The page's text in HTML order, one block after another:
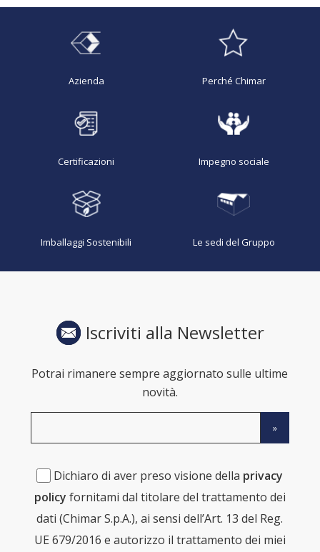
Azienda Perché Chimar
Certificazioni Impegno sociale
Imballaggi Sostenibili Le sedi del Gruppo
Iscriviti alla Newsletter
Potrai rimanere sempre aggiornato sulle ultime
novità.
Dichiaro di aver preso visione della privacy
policy fornitami dal titolare del trattamento dei
dati (Chimar S.p.A.), ai sensi dell’Art. 13 del Reg.
UE 679/2016 e autorizzo il trattamento dei miei